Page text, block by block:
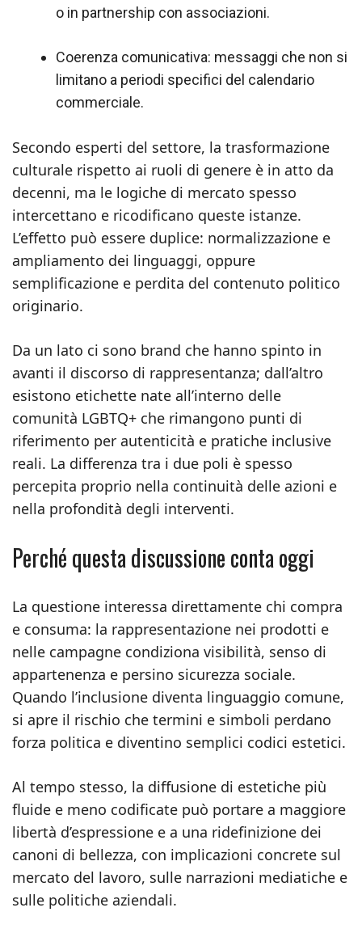
o in partnership con associazioni.
Coerenza comunicativa: messaggi che non si
limitano a periodi specifici del calendario
commerciale.
Secondo esperti del settore, la trasformazione
culturale rispetto ai ruoli di genere è in atto da
decenni, ma le logiche di mercato spesso
intercettano e ricodificano queste istanze.
L’effetto può essere duplice: normalizzazione e
ampliamento dei linguaggi, oppure
semplificazione e perdita del contenuto politico
originario.
Da un lato ci sono brand che hanno spinto in
avanti il discorso di rappresentanza; dall’altro
esistono etichette nate all’interno delle
comunità LGBTQ+ che rimangono punti di
riferimento per autenticità e pratiche inclusive
reali. La differenza tra i due poli è spesso
percepita proprio nella continuità delle azioni e
nella profondità degli interventi.
Perché questa discussione conta oggi
La questione interessa direttamente chi compra
e consuma: la rappresentazione nei prodotti e
nelle campagne condiziona visibilità, senso di
appartenenza e persino sicurezza sociale.
Quando l’inclusione diventa linguaggio comune,
si apre il rischio che termini e simboli perdano
forza politica e diventino semplici codici estetici.
Al tempo stesso, la diffusione di estetiche più
fluide e meno codificate può portare a maggiore
libertà d’espressione e a una ridefinizione dei
canoni di bellezza, con implicazioni concrete sul
mercato del lavoro, sulle narrazioni mediatiche e
sulle politiche aziendali.